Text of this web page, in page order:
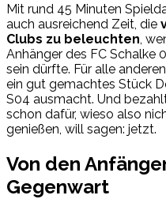
Mit rund 45 Minuten
auch ausreichend Zeit, die
Clubs zu beleuchten ,
Anhänger des FC Schalke
sein dürfte. Für alle
ein gut gemachtes Stück
S04 ausmacht. Und
schon dafür, wieso also
genießen, will sagen: jetzt.
Von den
Gegenwart